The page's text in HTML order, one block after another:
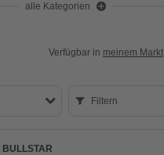
alle Kategorien
Verfügbar in meinem Markt
Filtern
BULLSTAR